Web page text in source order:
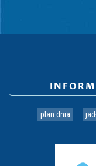
plan dnia